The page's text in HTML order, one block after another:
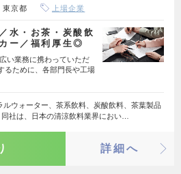
東京都 上場企業
水・お茶・炭酸飲
ー／福利厚生◎
い業務に携わっていただ
るために、各部門長や工場
ルウォーター、茶系飲料、炭酸飲料、茶葉製品
社は、日本の清涼飲料業界におい…
詳細へ